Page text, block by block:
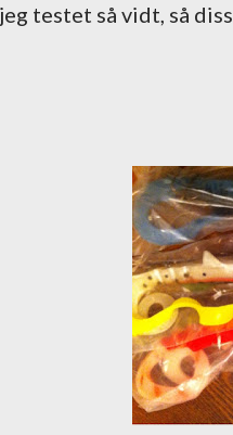
testet så vidt, så